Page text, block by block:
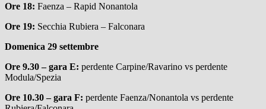
Ore 18: Faenza – Rapid Nonantola
Ore 19: Secchia Rubiera – Falconara
Domenica 29 settembre
Ore 9.30 – gara E: perdente Carpine/Ravarino vs perdente
Modula/Spezia
Ore 10.30 – gara F: perdente Faenza/Nonantola vs perdente